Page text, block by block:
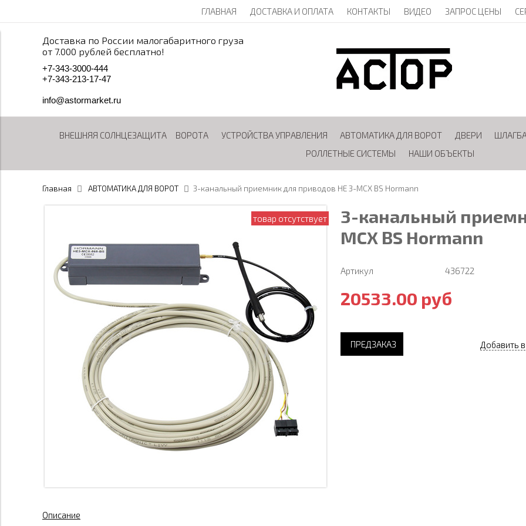
ГЛАВНАЯ ДОСТАВКА И ОПЛАТА КОНТАКТЫ ВИДЕО ЗАПРОС ЦЕНЫ
Доставка по России малогабаритного груза
от 7.000 рублей бесплатно!
+7-343-3000-444
+7-343-213-17-47
info@astormarket.ru
ВНЕШНЯЯ СОЛНЦЕЗАЩИТА ВОРОТА УСТРОЙСТВА УПРАВЛЕНИЯ АВТОМАТИКА ДЛЯ ВОРОТ ДВЕРИ
РОЛЛЕТНЫЕ СИСТЕМЫ
НАШИ ОБЪЕКТЫ
Главная АВТОМАТИКА ДЛЯ ВОРОТ 3-канальный приемник для приводов HE 3-MCX BS Hormann
товар отсутствует
3-канальный
MCX BS Hormann
Артикул 436722
20533.00 руб
ПРЕДЗАКАЗ Добавить
Описание